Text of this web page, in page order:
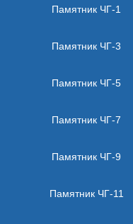
Памятник ЧГ-1
Памятник ЧГ-3
Памятник ЧГ-5
Памятник ЧГ-7
Памятник ЧГ-9
Памятник ЧГ-11